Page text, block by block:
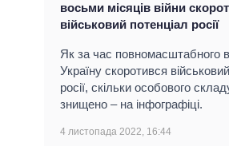
восьми місяців війни
військовий потенціал росії
Як за час повномасштабного
Україну скоротився
росії, скільки особового
знищено – на інфографіці.
4 листопада 2022, 16:44